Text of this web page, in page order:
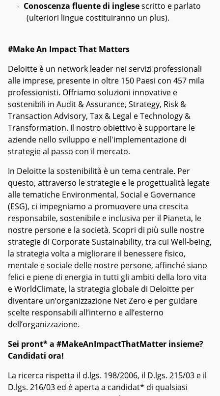
· Conoscenza fluente di inglesescritto e parlato
(ulteriori lingue costituiranno un plus).
#Make An Impact That Matters
Deloitte è un network leader nei servizi professionali
alle imprese, presente in oltre 150 Paesi con 457 mila
professionisti. Offriamo soluzioni innovative e
sostenibili in Audit & Assurance, Strategy, Risk &
Transaction Advisory, Tax & Legal e Technology &
Transformation. Il nostro obiettivo è supportare le
aziende nello sviluppo e nell'implementazione di
strategie al passo con il mercato.
In Deloitte la sostenibilità è un tema centrale. Per
questo, attraverso le strategie e le progettualità legate
alle tematiche Environmental, Social e Governance
(ESG), ci impegniamo a promuovere una crescita
responsabile, sostenibile e inclusiva per il Pianeta, le
nostre persone e la società. Scopri di più sulle nostre
strategie di Corporate Sustainability, tra cui Well-being,
la strategia volta a migliorare il benessere fisico,
mentale e sociale delle nostre persone, affinché siano
felici e piene di energia in tutti gli ambiti della loro vita
e WorldClimate, la strategia globale di Deloitte per
diventare un’organizzazione Net Zero e per guidare
scelte responsabili all’interno e all’esterno
dell’organizzazione.
Sei pront* a #MakeAnImpactThatMatter insieme?
Candidati ora!
La ricerca rispetta il d.lgs. 198/2006, il D.lgs. 215/03 e il
D.lgs. 216/03 ed è aperta a candidat* di qualsiasi